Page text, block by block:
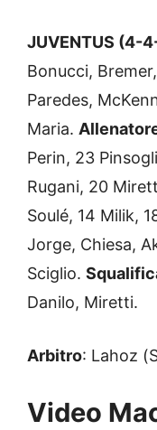
JUVENTUS (4-
Bonucci,
Paredes,
Maria.
Perin, 23
Rugani, 20
Soulé, 14 Milik,
Jorge, Chiesa,
Sciglio.
Danilo, Miretti.
Arbitro: Lahoz
Video